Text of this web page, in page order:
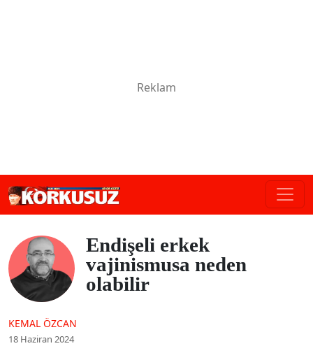
Endişeli erkek
vajinismusa neden
olabilir
KEMAL ÖZCAN
18 Haziran 2024